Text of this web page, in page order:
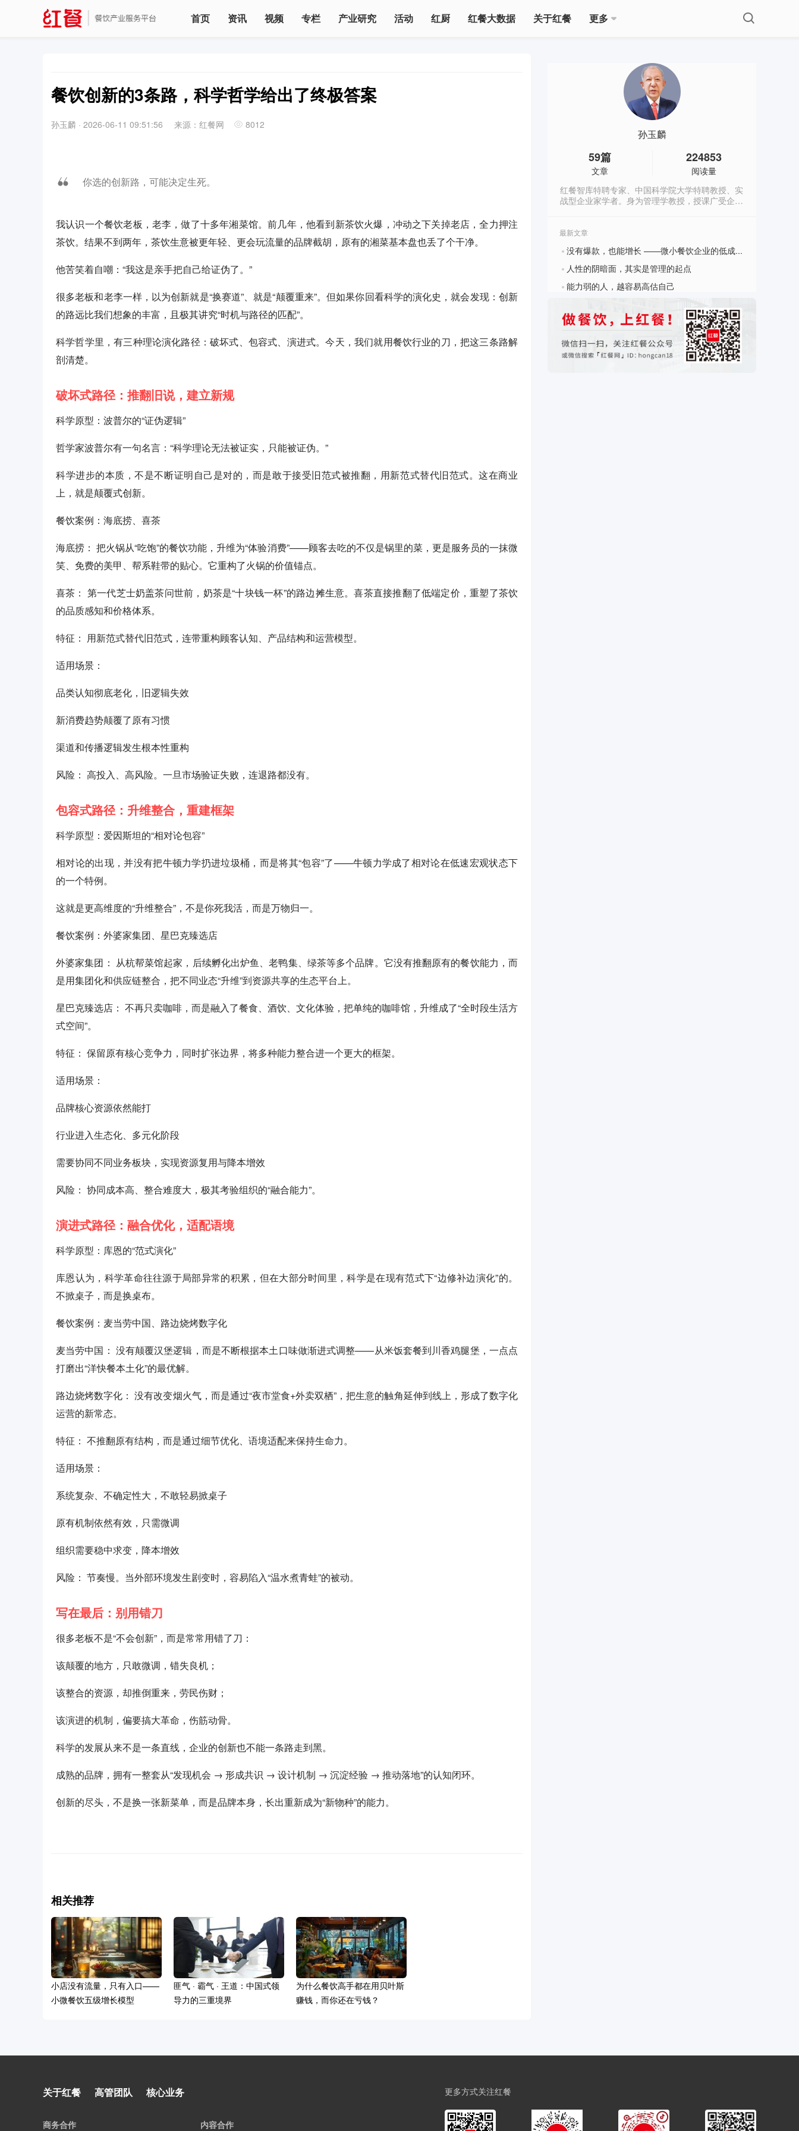
首页 资讯 视频 专栏 产业研究 活动 红厨 红餐大数据 关于红餐 更多
餐饮创新的3条路，科学哲学给出了终极答案
孙玉麟 · 2026-06-11 09:51:56 来源：红餐网 8012
你选的创新路，可能决定生死。
我认识一个餐饮老板，老李，做了十多年湘菜馆。前几年，他看到新茶饮火爆，冲动之下关掉老店，全力押注
茶饮。结果不到两年，茶饮生意被更年轻、更会玩流量的品牌截胡，原有的湘菜基本盘也丢了个干净。
他苦笑着自嘲：“我这是亲手把自己给证伪了。”
很多老板和老李一样，以为创新就是“换赛道”、就是“颠覆重来”。但如果你回看科学的演化史，就会发现：创新
的路远比我们想象的丰富，且极其讲究“时机与路径的匹配”。
科学哲学里，有三种理论演化路径：破坏式、包容式、演进式。今天，我们就用餐饮行业的刀，把这三条路解
剖清楚。
破坏式路径：推翻旧说，建立新规
科学原型：波普尔的“证伪逻辑”
哲学家波普尔有一句名言：“科学理论无法被证实，只能被证伪。”
科学进步的本质，不是不断证明自己是对的，而是敢于接受旧范式被推翻，用新范式替代旧范式。这在商业
上，就是颠覆式创新。
餐饮案例：海底捞、喜茶
海底捞： 把火锅从“吃饱”的餐饮功能，升维为“体验消费”——顾客去吃的不仅是锅里的菜，更是服务员的一抹微
笑、免费的美甲、帮系鞋带的贴心。它重构了火锅的价值锚点。
喜茶： 第一代芝士奶盖茶问世前，奶茶是“十块钱一杯”的路边摊生意。喜茶直接推翻了低端定价，重塑了茶饮
的品质感知和价格体系。
特征： 用新范式替代旧范式，连带重构顾客认知、产品结构和运营模型。
适用场景：
品类认知彻底老化，旧逻辑失效
新消费趋势颠覆了原有习惯
渠道和传播逻辑发生根本性重构
风险： 高投入、高风险。一旦市场验证失败，连退路都没有。
包容式路径：升维整合，重建框架
科学原型：爱因斯坦的“相对论包容”
相对论的出现，并没有把牛顿力学扔进垃圾桶，而是将其“包容”了——牛顿力学成了相对论在低速宏观状态下
的一个特例。
这就是更高维度的“升维整合”，不是你死我活，而是万物归一。
餐饮案例：外婆家集团、星巴克臻选店
外婆家集团： 从杭帮菜馆起家，后续孵化出炉鱼、老鸭集、绿茶等多个品牌。它没有推翻原有的餐饮能力，而
是用集团化和供应链整合，把不同业态“升维”到资源共享的生态平台上。
星巴克臻选店： 不再只卖咖啡，而是融入了餐食、酒饮、文化体验，把单纯的咖啡馆，升维成了“全时段生活方
式空间”。
特征： 保留原有核心竞争力，同时扩张边界，将多种能力整合进一个更大的框架。
适用场景：
品牌核心资源依然能打
行业进入生态化、多元化阶段
需要协同不同业务板块，实现资源复用与降本增效
风险： 协同成本高、整合难度大，极其考验组织的“融合能力”。
演进式路径：融合优化，适配语境
科学原型：库恩的“范式演化”
库恩认为，科学革命往往源于局部异常的积累，但在大部分时间里，科学是在现有范式下“边修补边演化”的。
不掀桌子，而是换桌布。
餐饮案例：麦当劳中国、路边烧烤数字化
麦当劳中国： 没有颠覆汉堡逻辑，而是不断根据本土口味做渐进式调整——从米饭套餐到川香鸡腿堡，一点点
打磨出“洋快餐本土化”的最优解。
路边烧烤数字化： 没有改变烟火气，而是通过“夜市堂食+外卖双栖”，把生意的触角延伸到线上，形成了数字化
运营的新常态。
特征： 不推翻原有结构，而是通过细节优化、语境适配来保持生命力。
适用场景：
系统复杂、不确定性大，不敢轻易掀桌子
原有机制依然有效，只需微调
组织需要稳中求变，降本增效
风险： 节奏慢。当外部环境发生剧变时，容易陷入“温水煮青蛙”的被动。
写在最后：别用错刀
很多老板不是“不会创新”，而是常常用错了刀：
该颠覆的地方，只敢微调，错失良机；
该整合的资源，却推倒重来，劳民伤财；
该演进的机制，偏要搞大革命，伤筋动骨。
科学的发展从来不是一条直线，企业的创新也不能一条路走到黑。
成熟的品牌，拥有一整套从“发现机会 → 形成共识 → 设计机制 → 沉淀经验 → 推动落地”的认知闭环。
创新的尽头，不是换一张新菜单，而是品牌本身，长出重新成为“新物种”的能力。
相关推荐
小店没有流量，只有入口——
小微餐饮五级增长模型
匪气 · 霸气 · 王道：中国式领
导力的三重境界
为什么餐饮高手都在用贝叶斯
赚钱，而你还在亏钱？
张期？
孙玉麟
59篇
文章
224853
阅读量
红餐智库特聘专家、中国科学院大学特聘教授、实
战型企业家学者。身为管理学教授，授课广受企业
任，中国科学院政策与管理所所长助理，国家经贸
集团董事长，富士康科技集团总裁特别助理等职。
在核心期刊发表文章30多篇，3 次荣获国家科技进
步奖，6 次荣获企业现代化管理创新成果奖。1992
年享受国务院特殊津贴。
最新文章
? 没有爆款，也能增长 ——微小餐饮企业的低成本增长战略
? 人性的阴暗面，其实是管理的起点
? 能力弱的人，越容易高估自己
关于红餐 高管团队 核心业务
商务合作 内容合作
更多方式关注红餐